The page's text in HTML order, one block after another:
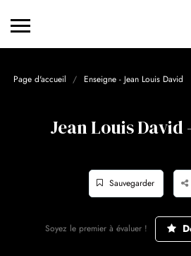
Page d'accueil Enseigne - Jean Louis David
Jean Louis
Sauvegarder
Soyez le premier à évaluer !